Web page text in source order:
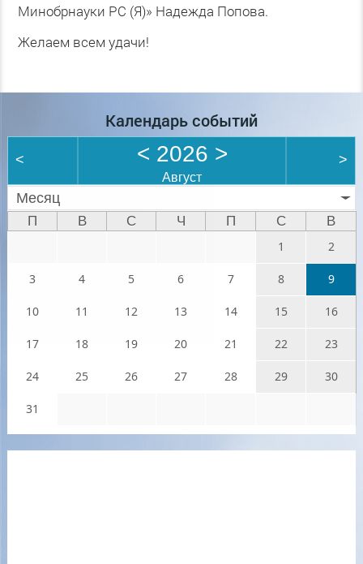
Минобрнауки РС (Я)» Надежда Попова.
Желаем всем удачи!
Календарь событий
< < 2026 >
Август
>
Месяц
П В С Ч П С
В
1
2
3 4 5 6 7 8 9
10 11 12 13 14 15 16
17 18 19 20 21 22 23
24 25 26 27 28 29 30
31